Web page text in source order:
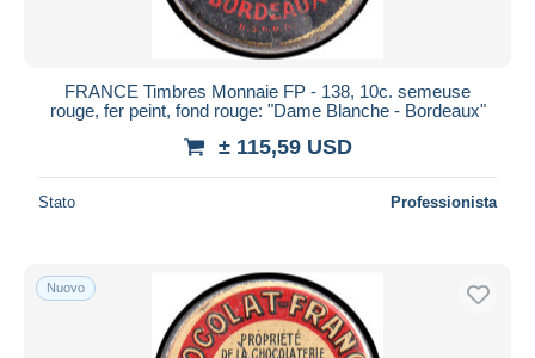
FRANCE Timbres Monnaie FP - 138, 10c. semeuse
rouge, fer peint, fond rouge: "Dame Blanche - Bordeaux"
± 115,59 USD
Stato Professionista
Nuovo